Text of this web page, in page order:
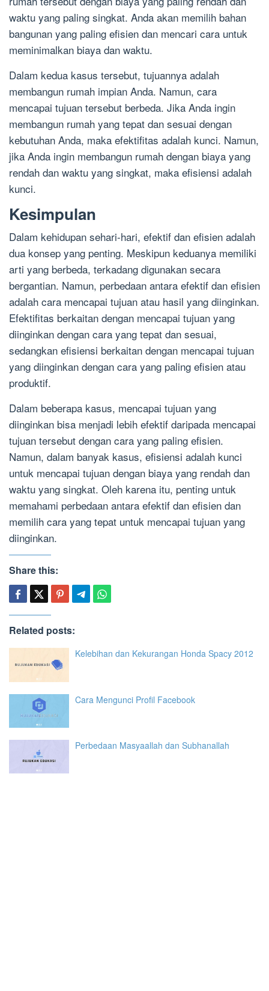
waktu yang paling singkat. Anda akan memilih bahan
bangunan yang paling efisien dan mencari cara untuk
meminimalkan biaya dan waktu.
Dalam kedua kasus tersebut, tujuannya adalah
membangun rumah impian Anda. Namun, cara
mencapai tujuan tersebut berbeda. Jika Anda ingin
membangun rumah yang tepat dan sesuai dengan
kebutuhan Anda, maka efektifitas adalah kunci. Namun,
jika Anda ingin membangun rumah dengan biaya yang
rendah dan waktu yang singkat, maka efisiensi adalah
kunci.
Kesimpulan
Dalam kehidupan sehari-hari, efektif dan efisien adalah
dua konsep yang penting. Meskipun keduanya memiliki
arti yang berbeda, terkadang digunakan secara
bergantian. Namun, perbedaan antara efektif dan efisien
adalah cara mencapai tujuan atau hasil yang diinginkan.
Efektifitas berkaitan dengan mencapai tujuan yang
diinginkan dengan cara yang tepat dan sesuai,
sedangkan efisiensi berkaitan dengan mencapai tujuan
yang diinginkan dengan cara yang paling efisien atau
produktif.
Dalam beberapa kasus, mencapai tujuan yang
diinginkan bisa menjadi lebih efektif daripada mencapai
tujuan tersebut dengan cara yang paling efisien.
Namun, dalam banyak kasus, efisiensi adalah kunci
untuk mencapai tujuan dengan biaya yang rendah dan
waktu yang singkat. Oleh karena itu, penting untuk
memahami perbedaan antara efektif dan efisien dan
memilih cara yang tepat untuk mencapai tujuan yang
diinginkan.
Share this:
Related posts:
Kelebihan dan Kekurangan Honda Spacy 2012
Cara Mengunci Profil Facebook
Perbedaan Masyaallah dan Subhanallah